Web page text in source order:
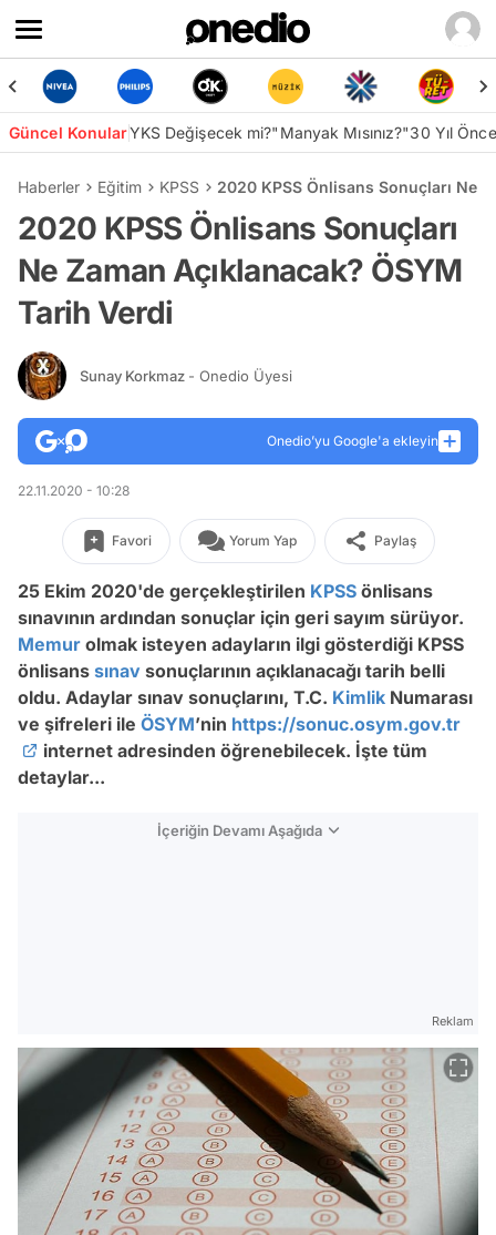
Güncel KonularYKS Değişecek mi?"Manyak Mısınız?"30 Yıl
Haberler Eğitim KPSS 2020 KPSS Önlisans Sonuçları Ne
2020 KPSS Önlisans Sonuçları
Ne Zaman Açıklanacak? ÖSYM
Tarih Verdi
Sunay Korkmaz - Onedio Üyesi
Onedio’yu Google'a ekleyin
22.11.2020 - 10:28
Favori Yorum Yap Paylaş
25 Ekim 2020'de gerçekleştirilen KPSS önlisans
sınavının ardından sonuçlar için geri sayım sürüyor.
Memur olmak isteyen adayların ilgi gösterdiği KPSS
önlisans sınav sonuçlarının açıklanacağı tarih belli
oldu. Adaylar sınav sonuçlarını, T.C. Kimlik Numarası
ve şifreleri ile ÖSYM’nin https://sonuc.osym.gov.tr
internet adresinden öğrenebilecek. İşte tüm
detaylar...
İçeriğin Devamı Aşağıda
Reklam